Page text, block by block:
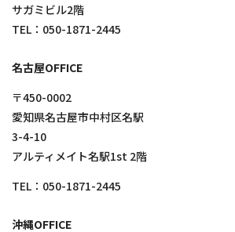
サガミビル2階
TEL： 050-1871-2445
名古屋OFFICE
〒450-0002
愛知県名古屋市中村区名駅
3-4-10
アルティメイト名駅1st 2階
TEL： 050-1871-2445
沖縄OFFICE